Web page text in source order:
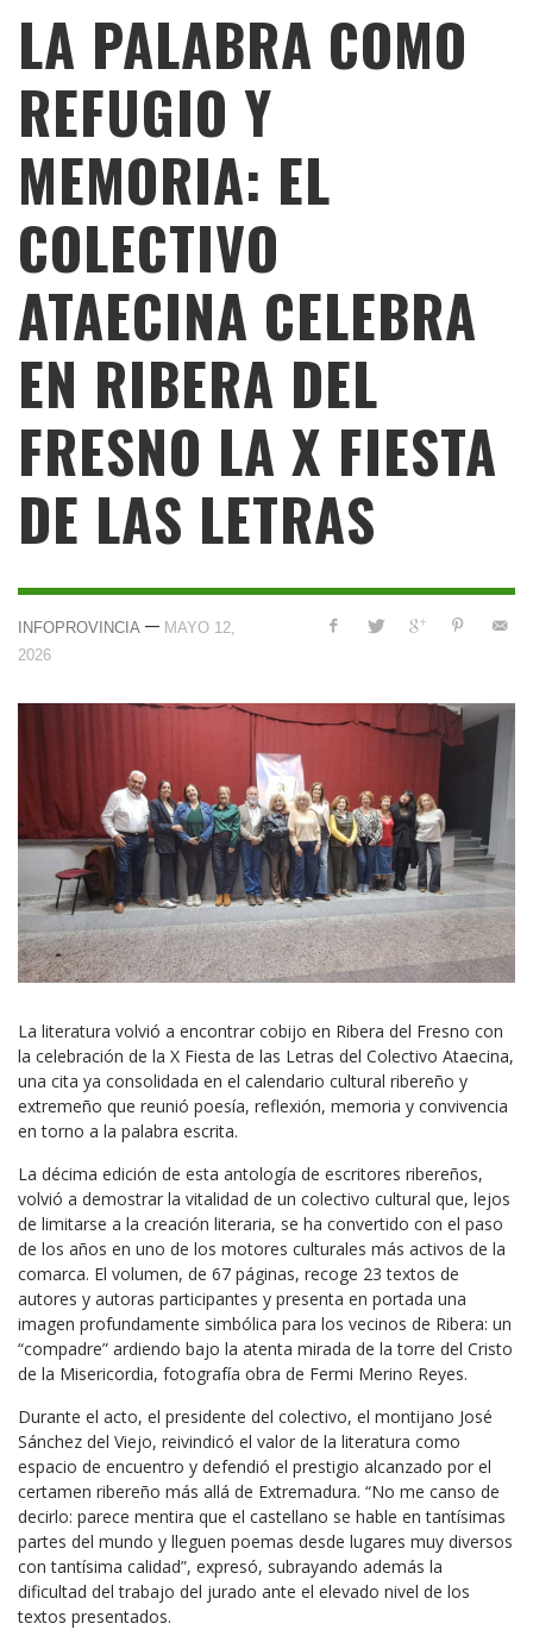
LA PALABRA COMO
REFUGIO Y
MEMORIA: EL
COLECTIVO
ATAECINA CELEBRA
EN RIBERA DEL
FRESNO LA X FIESTA
DE LAS LETRAS
INFOPROVINCIA — MAYO 12,
2026
La literatura volvió a encontrar cobijo en Ribera del Fresno con
la celebración de la X Fiesta de las Letras del Colectivo Ataecina,
una cita ya consolidada en el calendario cultural ribereño y
extremeño que reunió poesía, reflexión, memoria y convivencia
en torno a la palabra escrita.
La décima edición de esta antología de escritores ribereños,
volvió a demostrar la vitalidad de un colectivo cultural que, lejos
de limitarse a la creación literaria, se ha convertido con el paso
de los años en uno de los motores culturales más activos de la
comarca. El volumen, de 67 páginas, recoge 23 textos de
autores y autoras participantes y presenta en portada una
imagen profundamente simbólica para los vecinos de Ribera: un
“compadre” ardiendo bajo la atenta mirada de la torre del Cristo
de la Misericordia, fotografía obra de Fermi Merino Reyes.
Durante el acto, el presidente del colectivo, el montijano José
Sánchez del Viejo, reivindicó el valor de la literatura como
espacio de encuentro y defendió el prestigio alcanzado por el
certamen ribereño más allá de Extremadura. “No me canso de
decirlo: parece mentira que el castellano se hable en tantísimas
partes del mundo y lleguen poemas desde lugares muy diversos
con tantísima calidad”, expresó, subrayando además la
dificultad del trabajo del jurado ante el elevado nivel de los
textos presentados.